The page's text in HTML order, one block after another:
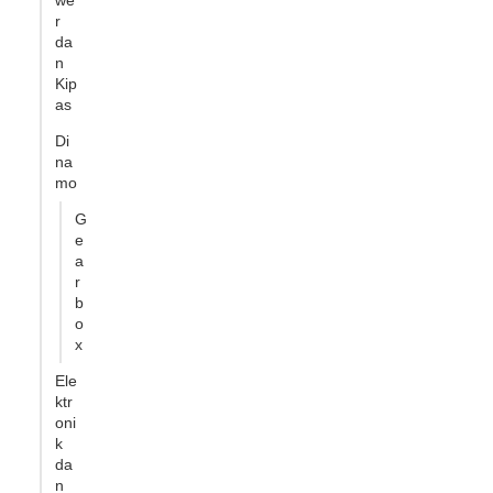
r
da
n
Kip
as
Di
na
mo
G
e
a
r
b
o
x
Ele
ktr
oni
k
da
n